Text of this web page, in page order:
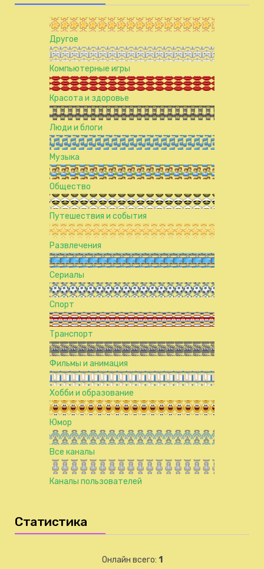
Другое
Компьютерные игры
Красота и здоровье
Люди и блоги
Музыка
Общество
Путешествия и события
Развлечения
Сериалы
Спорт
Транспорт
Фильмы и анимация
Хобби и образование
Юмор
Все каналы
Каналы пользователей
Статистика
Онлайн всего: 1